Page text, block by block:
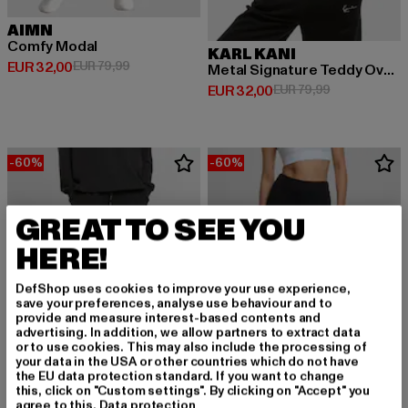
AIMN
Comfy Modal
EUR 32,00
Derzeitiger Preis: EUR 32,00
EUR 79,99Aktionspreis: EUR 79,99
KARL KANI
Metal Signature Teddy Oversized
EUR 32,00
Derzeitiger Preis: EUR 32,00
EUR 79,99Aktionspreis:
-60% -60%
GREAT TO SEE YOU
HERE!
DefShop uses cookies to improve your use experience,
save your preferences, analyse use behaviour and to
provide and measure interest-based contents and
advertising. In addition, we allow partners to extract data
or to use cookies. This may also include the processing of
your data in the USA or other countries which do not have
the EU data protection standard. If you want to change
this, click on "Custom settings". By clicking on "Accept" you